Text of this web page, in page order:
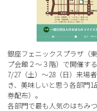
銀座フェニックスプラザ（
プ会館２～３階）で開催する
7/27（土）～28（日）来場
き、美味しいと思う各部門
券配布）。
各部門で最も人気のはちみ